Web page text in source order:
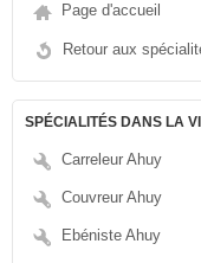
Page d'accueil
Retour aux
SPÉCIALITÉS DANS LA
Carreleur Ahuy
Couvreur Ahuy
Ebéniste Ahuy